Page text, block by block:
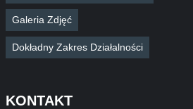
Galeria Zdjęć
Dokładny Zakres Działalności
KONTAKT